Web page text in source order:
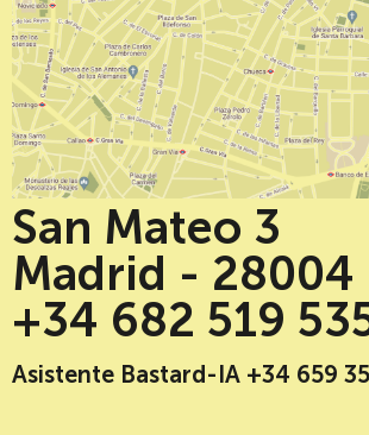
San Mateo 3
Madrid - 28004
+34 682 519
Asistente Bastard-IA +34 659